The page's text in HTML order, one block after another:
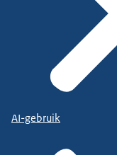
AI-gebruik